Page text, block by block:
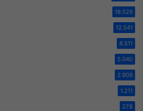
18.529
12.541
8.511
5.040
2.909
1.211
278